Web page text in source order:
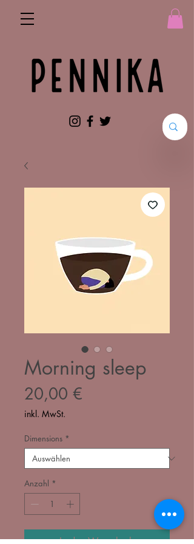
Morning sleep
20,00 €
inkl. MwSt.
Dimensions *
Anzahl *
In den Warenkorb